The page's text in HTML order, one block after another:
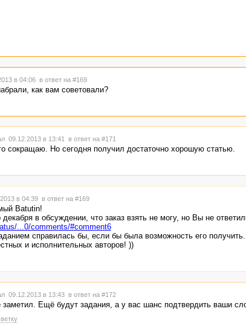
в 04:06 в ответ на #169
как вам советовали?
09.12.2013 в 13:41 в ответ на #171
сокращаю. Но сегодня получил достаточно хорошую статью.
в 04:39 в ответ на #169
Batutin!
в обсуждении, что заказ взять не могу, но Вы не
...0/comments/#comment6
справилась бы, если бы была возможность его получить.
и исполнительных авторов! ))
09.12.2013 в 13:43 в ответ на #172
заметил. Ещё будут задания, а у вас шанс подтвердить ваши